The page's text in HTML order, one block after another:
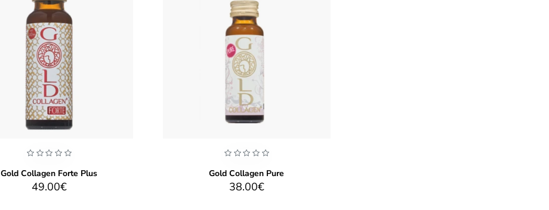
Gold Collagen Forte Plus
49.00€
Gold Collagen Pure
38.00€